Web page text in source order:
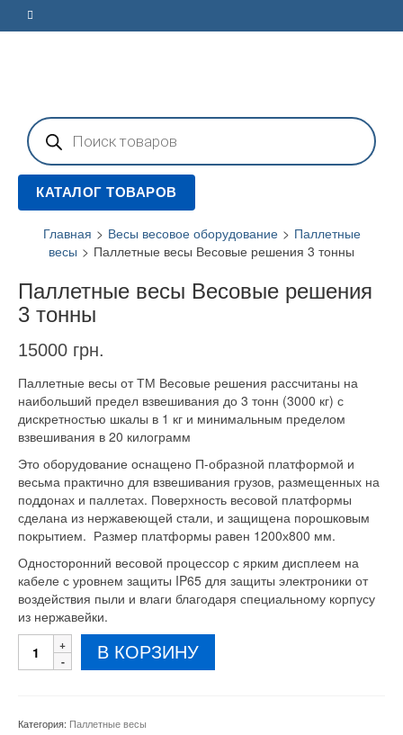
Поиск
товаров
КАТАЛОГ ТОВАРОВ
Главная > Весы весовое оборудование > Паллетные
весы > Паллетные весы Весовые решения 3 тонны
Паллетные весы Весовые решения
3 тонны
15000 грн.
Паллетные весы от ТМ Весовые решения рассчитаны на
наибольший предел взвешивания до 3 тонн (3000 кг) с
дискретностью шкалы в 1 кг и минимальным пределом
взвешивания в 20 килограмм
Это оборудование оснащено П-образной платформой и
весьма практично для взвешивания грузов, размещенных на
поддонах и паллетах. Поверхность весовой платформы
сделана из нержавеющей стали, и защищена порошковым
покрытием. Размер платформы равен 1200х800 мм.
Односторонний весовой процессор с ярким дисплеем на
кабеле с уровнем защиты IP65 для защиты электроники от
воздействия пыли и влаги благодаря специальному корпусу
из нержавейки.
Количество
товара
В КОРЗИНУ
Категория: Паллетные весы